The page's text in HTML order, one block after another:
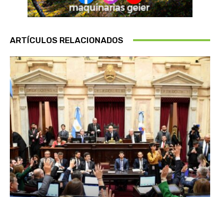
ARTÍCULOS RELACIONADOS